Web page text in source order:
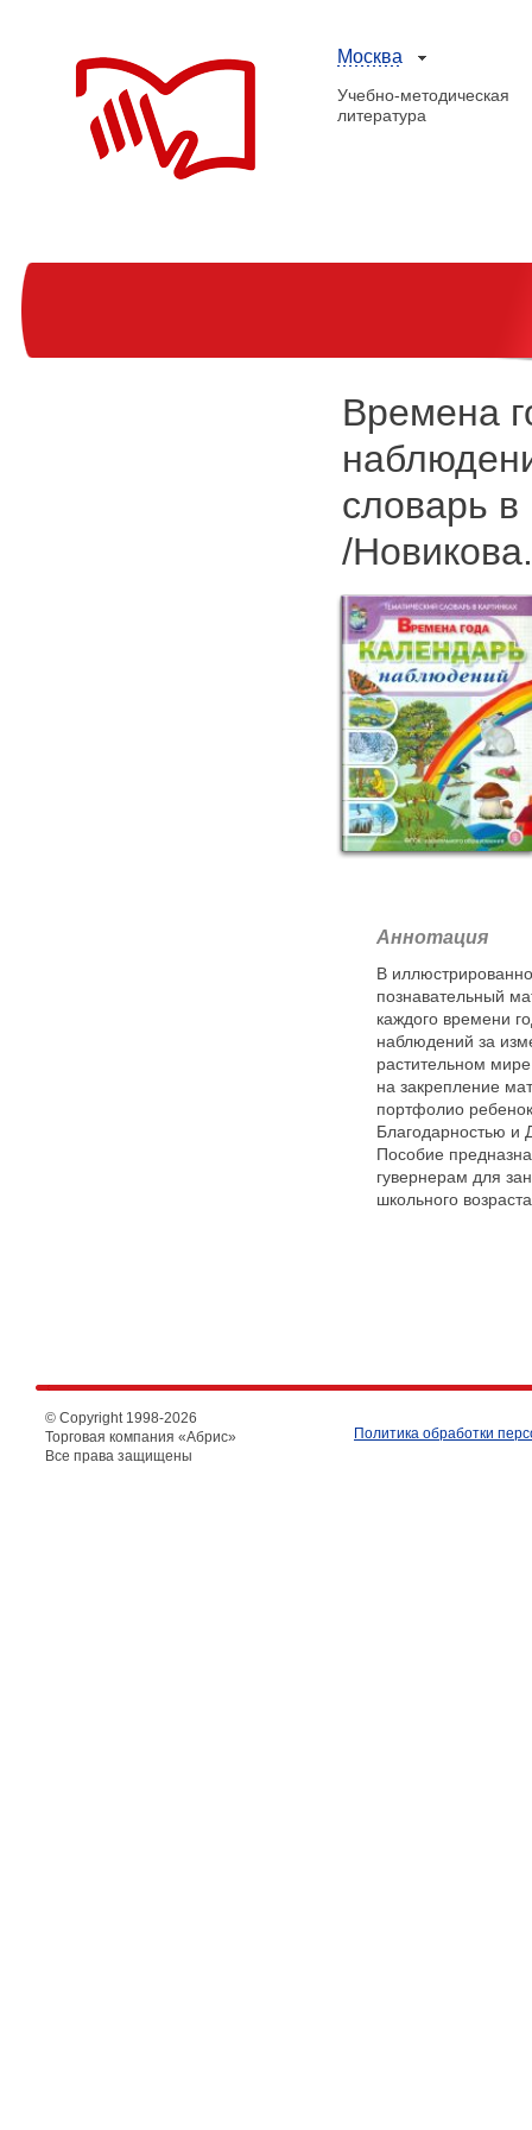
Москва
Учебно-методическая
литература
Времена
словарь
/Новикова.
Аннотация
В
познавательный
каждого времени
наблюдений за
растительном
на закрепление
портфолио
Благодарностью и
Пособие
гувернерам для
школьного
© Copyright 1998-2026
Торговая компания «Абрис»
Все права защищены
Политика обработки